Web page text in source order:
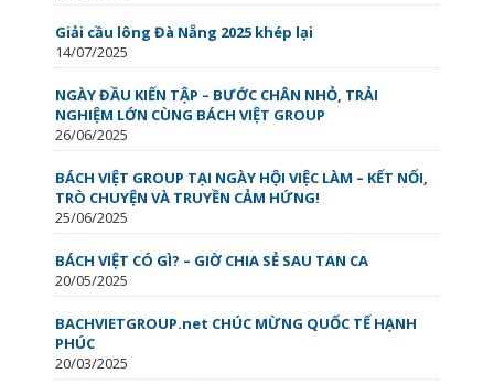
Giải cầu lông Đà Nẵng 2025 khép lại
14/07/2025
NGÀY ĐẦU KIẾN TẬP – BƯỚC CHÂN NHỎ, TRẢI
NGHIỆM LỚN CÙNG BÁCH VIỆT GROUP
26/06/2025
BÁCH VIỆT GROUP TẠI NGÀY HỘI VIỆC LÀM – KẾT NỐI,
TRÒ CHUYỆN VÀ TRUYỀN CẢM HỨNG!
25/06/2025
BÁCH VIỆT CÓ GÌ? – GIỜ CHIA SẺ SAU TAN CA
20/05/2025
BACHVIETGROUP.net CHÚC MỪNG QUỐC TẾ HẠNH
PHÚC
20/03/2025